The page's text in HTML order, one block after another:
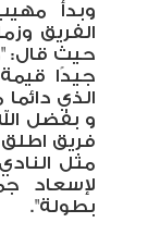
وبدأ
الفريق
حيث قال:
جيدًا
الذي
و بفضل
فريق
مثل
لإسعاد
بطولة".